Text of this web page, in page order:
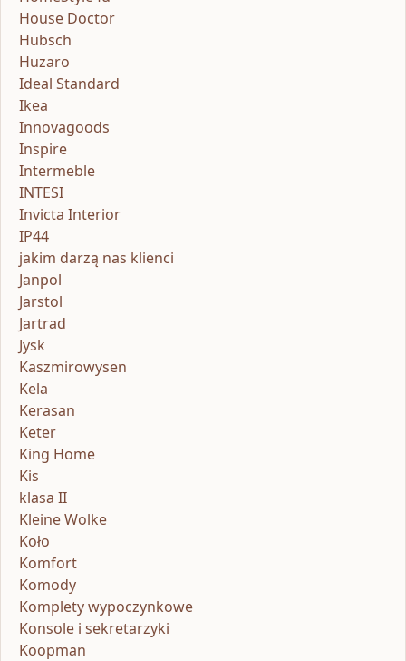
House Doctor
Hubsch
Huzaro
Ideal Standard
Ikea
Innovagoods
Inspire
Intermeble
INTESI
Invicta Interior
IP44
jakim darzą nas klienci
Janpol
Jarstol
Jartrad
Jysk
Kaszmirowysen
Kela
Kerasan
Keter
King Home
Kis
klasa II
Kleine Wolke
Koło
Komfort
Komody
Komplety wypoczynkowe
Konsole i sekretarzyki
Koopman